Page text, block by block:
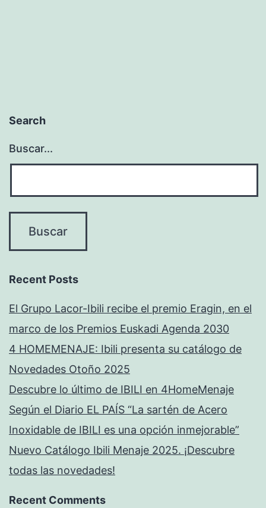
Search
Buscar...
Recent Posts
El Grupo Lacor-Ibili recibe el premio Eragin, en el
marco de los Premios Euskadi Agenda 2030
4 HOMEMENAJE: Ibili presenta su catálogo de
Novedades Otoño 2025
Descubre lo último de IBILI en 4HomeMenaje
Según el Diario EL PAÍS “La sartén de Acero
Inoxidable de IBILI es una opción inmejorable”
Nuevo Catálogo Ibili Menaje 2025. ¡Descubre
todas las novedades!
Recent Comments